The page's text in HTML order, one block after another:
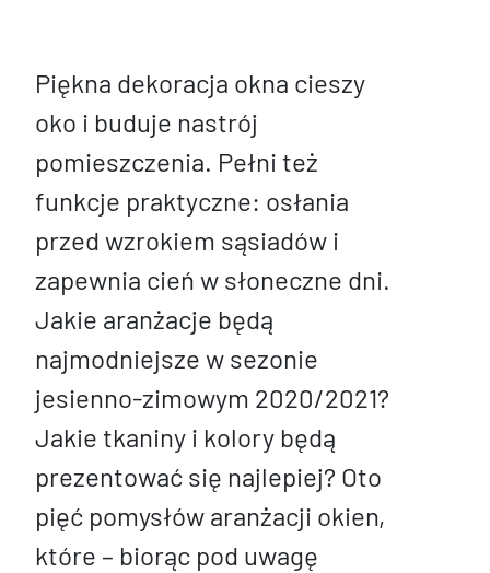
Piękna dekoracja okna cieszy
oko i buduje nastrój
pomieszczenia. Pełni też
funkcje praktyczne: osłania
przed wzrokiem sąsiadów i
zapewnia cień w słoneczne dni.
Jakie aranżacje będą
najmodniejsze w sezonie
jesienno-zimowym 2020/2021?
Jakie tkaniny i kolory będą
prezentować się najlepiej? Oto
pięć pomysłów aranżacji okien,
które – biorąc pod uwagę